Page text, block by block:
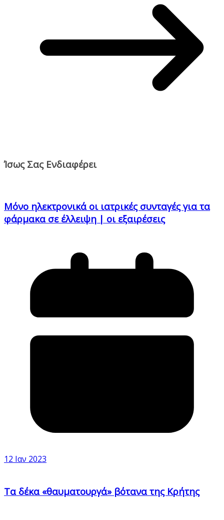
Ίσως Σας Ενδιαφέρει
Μόνο ηλεκτρονικά οι ιατρικές συνταγές για τα
φάρμακα σε έλλειψη | οι εξαιρέσεις
12 Ιαν 2023
Τα δέκα «θαυματουργά» βότανα της Κρήτης